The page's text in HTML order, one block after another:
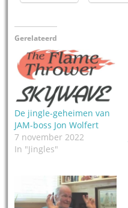
Gerelateerd
De jingle-geheimen van
JAM-boss Jon Wolfert
7 november 2022
In "Jingles"